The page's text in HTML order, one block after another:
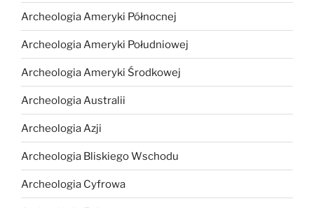
Archeologia Ameryki Północnej
Archeologia Ameryki Południowej
Archeologia Ameryki Środkowej
Archeologia Australii
Archeologia Azji
Archeologia Bliskiego Wschodu
Archeologia Cyfrowa